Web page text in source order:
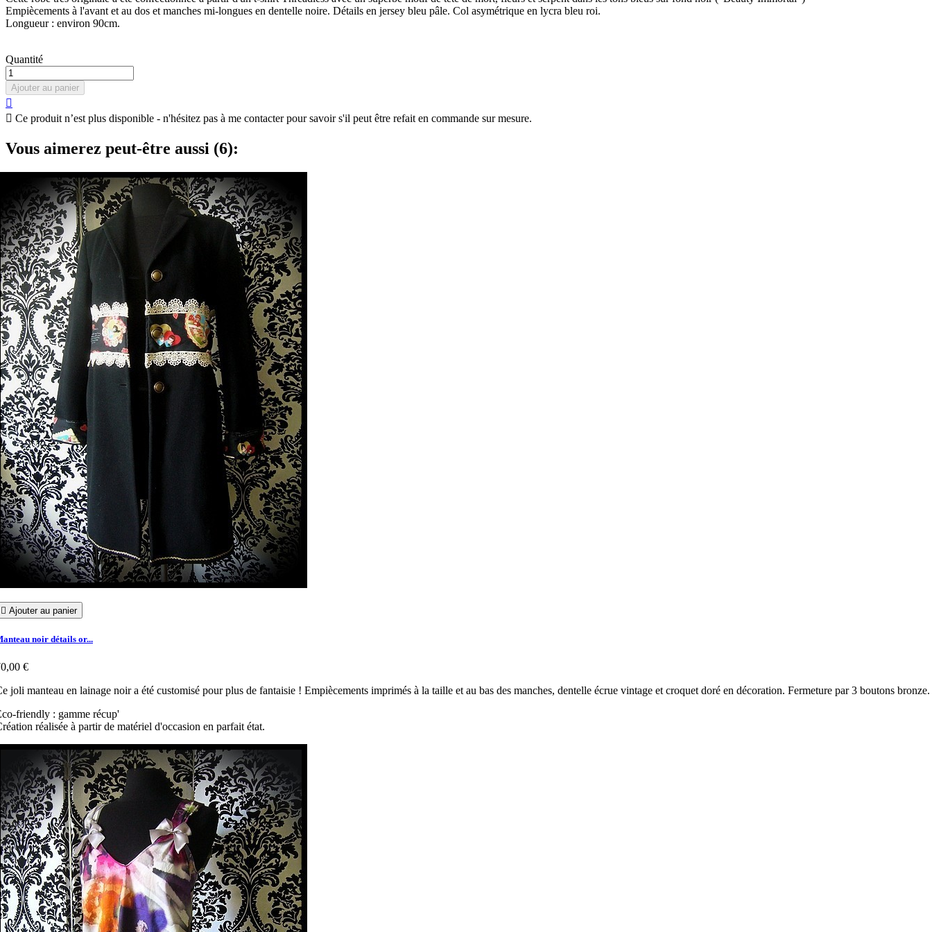
Empiècements à l'avant et au dos et manches mi-longues en dentelle noire. Détails en jersey bleu pâle. Col asymétrique en lycra bleu roi.
Longueur : environ 90cm.
Quantité
Ajouter au panier

 Ce produit n’est plus disponible - n'hésitez pas à me contacter pour savoir s'il peut être refait en commande sur mesure.
Vous aimerez peut-être aussi (6):
 Ajouter au panier
noir détails or...
€
joli manteau en lainage noir a été customisé pour plus de fantaisie ! Empiècements imprimés à la taille et au bas des manches, dentelle écrue vintage et croquet doré en décoration. Fermeture par 3 boutons bronze.
friendly : gamme récup'
réalisée à partir de matériel d'occasion en parfait état.